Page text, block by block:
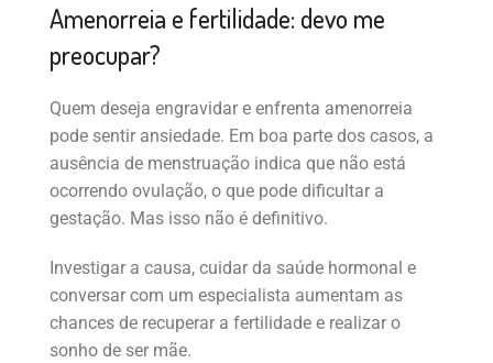
Amenorreia e fertilidade: devo me
preocupar?
Quem deseja engravidar e enfrenta amenorreia
pode sentir ansiedade. Em boa parte dos casos, a
ausência de menstruação indica que não está
ocorrendo ovulação, o que pode dificultar a
gestação. Mas isso não é definitivo.
Investigar a causa, cuidar da saúde hormonal e
conversar com um especialista aumentam as
chances de recuperar a fertilidade e realizar o
sonho de ser mãe.